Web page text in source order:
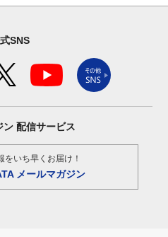
SNS
ン 配信サービス
をいち早くお届け！
メールマガジン